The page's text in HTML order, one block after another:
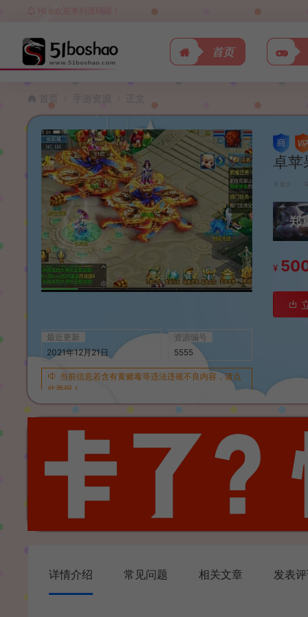
HI，欢迎来到源码屋！
首页
首页 手游资源 正文
最近更新
2021年12月21日
资源编号
5555
当前信息若含有黄赌毒等违法违规不良内容，请点
此举报！
卓苹
波少
郑
¥
详情介绍 常见问题 相关文章 发表